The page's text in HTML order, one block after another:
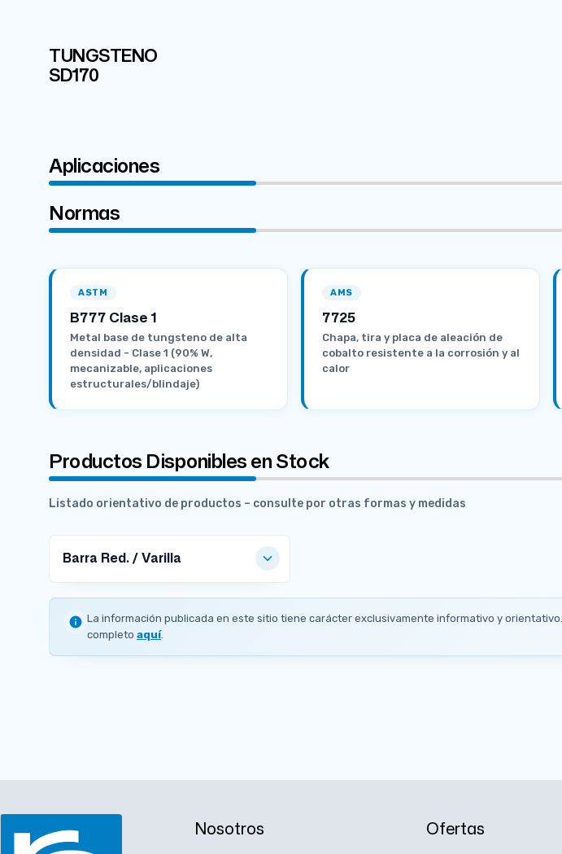
TUNGSTENO
SD170
Aplicaciones
Normas
ASTM
B777 Clase 1
Metal base de tungsteno de alta
densidad - Clase 1 (90% W,
mecanizable, aplicaciones
estructurales/blindaje)
AMS
7725
Chapa, tira y placa de aleación de
cobalto resistente a la corrosión y al
calor
Productos Disponibles en Stock
Listado orientativo de productos – consulte por otras formas y medidas
Barra Red. / Varilla
Ø
8.
La información publicada en este sitio tiene carácter exclusivamente informativo y
completo aquí.
Nosotros
Ofertas